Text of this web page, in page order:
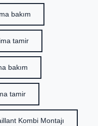
bakım
tamir
bakım
tamir
Kombi Montajı